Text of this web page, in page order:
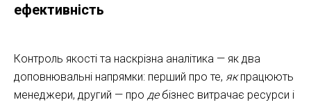
ефективність
Контроль якості та наскрізна аналітика — як два
доповнювальні напрямки: перший про те, якпрацюють
менеджери, другий — про дебізнес витрачає ресурси і